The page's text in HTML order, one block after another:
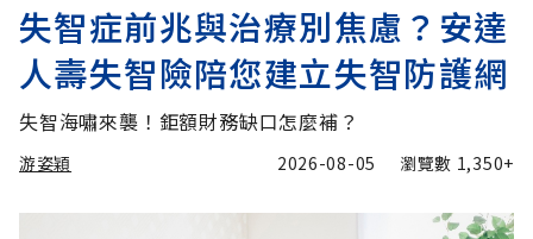
失智症前兆與治療別焦慮？安達
人壽失智險陪您建立失智防護網
失智海嘯來襲！鉅額財務缺口怎麼補？
游姿穎 2026-08-05 瀏覽數 1,350+